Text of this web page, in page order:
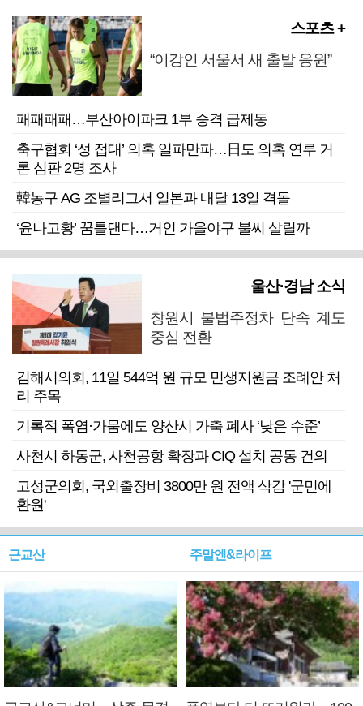
스포츠 +
“이강인 서울서 새 출발 응원”
패패패패…부산아이파크 1부 승격 급제동
축구협회 ‘성 접대’ 의혹 일파만파…日도 의혹 연루 거
론 심판 2명 조사
韓농구 AG 조별리그서 일본과 내달 13일 격돌
‘윤나고황’ 꿈틀댄다…거인 가을야구 불씨 살릴까
울산·경남 소식
창원시 불법주정차 단속 계도
중심 전환
김해시의회, 11일 544억 원 규모 민생지원금 조례안 처
리 주목
기록적 폭염·가뭄에도 양산시 가축 폐사 ‘낮은 수준’
사천시 하동군, 사천공항 확장과 CIQ 설치 공동 건의
고성군의회, 국외출장비 3800만 원 전액 삭감 '군민에
환원'
근교산 주말엔&라이프